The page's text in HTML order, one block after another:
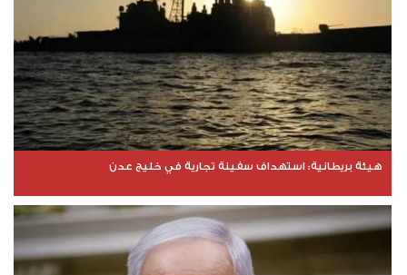
هيئة بريطانية: استهداف سفينة تجارية في خليج عدن